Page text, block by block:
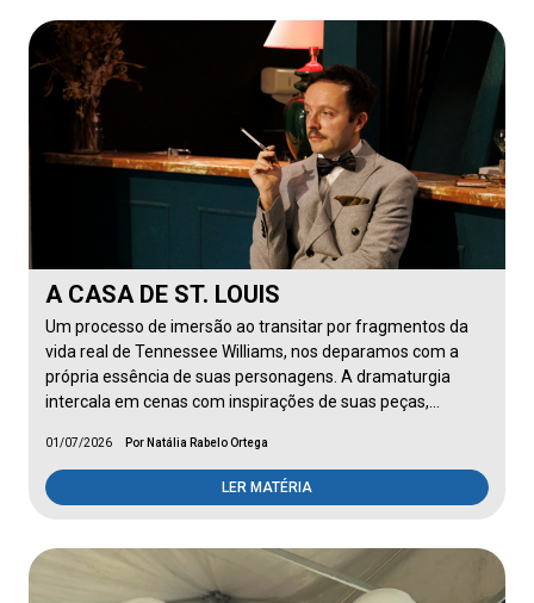
A CASA DE ST. LOUIS
Um processo de imersão ao transitar por fragmentos da
vida real de Tennessee Williams, nos deparamos com a
própria essência de suas personagens. A dramaturgia
intercala em cenas com inspirações de suas peças,…
01/07/2026 Por Natália Rabelo Ortega
LER MATÉRIA